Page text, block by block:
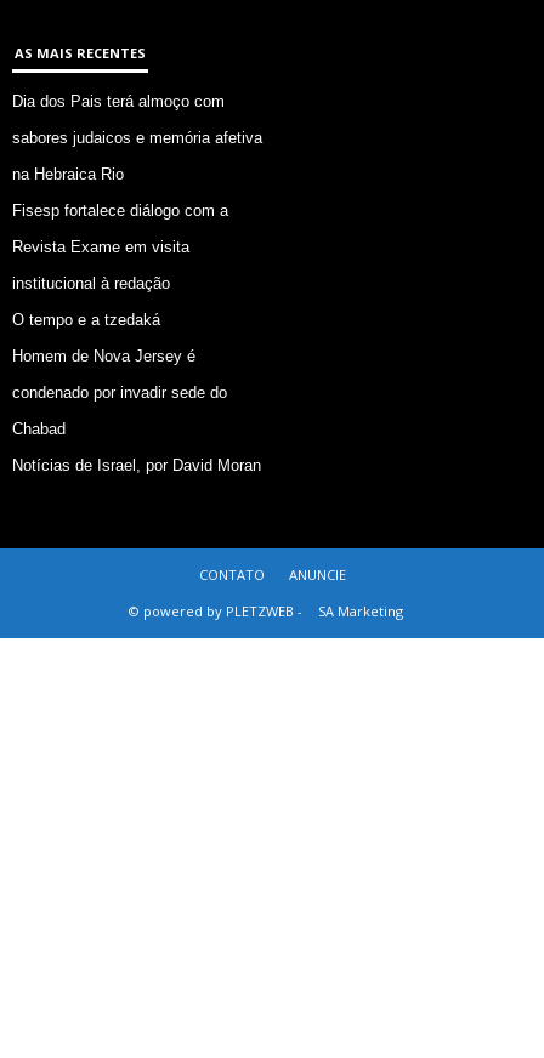
AS MAIS RECENTES
Dia dos Pais terá almoço com
sabores judaicos e memória afetiva
na Hebraica Rio
Fisesp fortalece diálogo com a
Revista Exame em visita
institucional à redação
O tempo e a tzedaká
Homem de Nova Jersey é
condenado por invadir sede do
Chabad
Notícias de Israel, por David Moran
CONTATO
ANUNCIE
© powered by PLETZWEB -
SA Marketing